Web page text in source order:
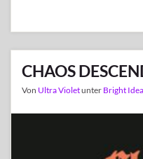
CHAOS
Von Ultra Violetunter Bright